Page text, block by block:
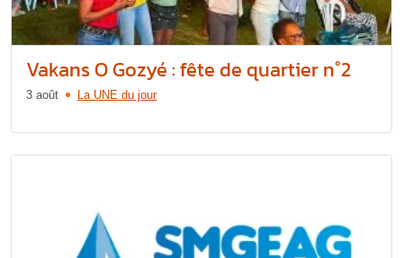
Vakans O Gozyé : fête de quartier n°2
3 août La UNE du jour